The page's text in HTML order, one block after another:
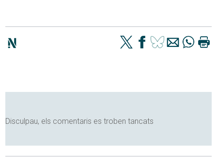
Disculpau, els comentaris es troben tancats